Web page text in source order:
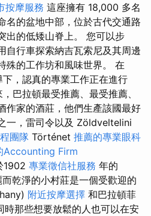
按摩服務 這座擁有 18,000 多名
名的盆地中部，位於古代交通路
出的低矮山脊上。 您可以步
自行車探索納吉瓦索尼及其周邊
殊的工作坊和風味世界。 在
，認真的專業工作正在進行
巴拉頓最受推薦、最受推薦、
作家的酒莊，他們生產該國最好
一，雷司令以及 Zöldveltelini
團隊 Történet 推薦的專業眼科
Accounting Firm
1902 專業徵信社服務 年的
乾淨的小村莊是一個受歡迎的
附近按摩選擇 和巴拉頓菲
那些想要放鬆的人也可以在安